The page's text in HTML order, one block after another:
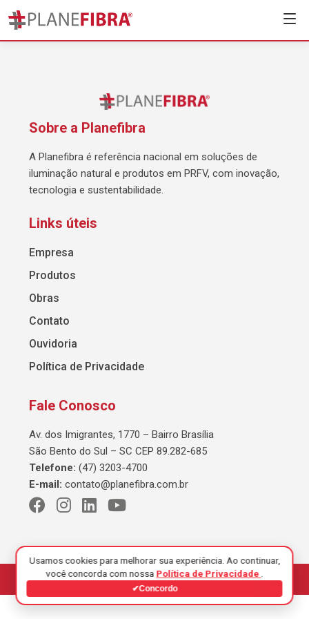
Sobre a Planefibra
A Planefibra é referência nacional em soluções de
iluminação natural e produtos em PRFV, com inovação,
tecnologia e sustentabilidade.
Links úteis
Empresa
Produtos
Obras
Contato
Ouvidoria
Política de Privacidade
Fale Conosco
Av. dos Imigrantes, 1770 – Bairro Brasília
São Bento do Sul – SC CEP 89.282-685
Telefone: (47) 3203-4700
E-mail: contato@planefibra.com.br
© 2026 Planefibra. Todos os direitos reservados.
Usamos cookies para melhorar sua experiência. Ao continuar,
você concorda com nossa Política de Privacidade
✔Concordo